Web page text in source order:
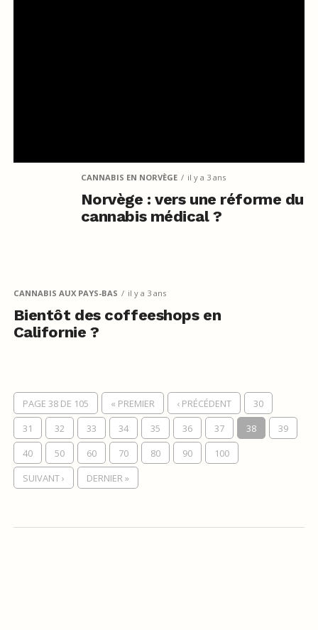
CANNABIS EN NORVÈGE il y a 3 ans
Norvège : vers une réforme du
cannabis médical ?
CANNABIS AUX PAYS-BAS il y a 3 ans
Bientôt des coffeeshops en
Californie ?
PAGE 38 DE 105 « PREMIER ‹ PRÉCÉDENT
30
31
32 33 34 35 36 37 38
39
40
50 60 70 80 90
100
SUIVANT ›
DERNIER »